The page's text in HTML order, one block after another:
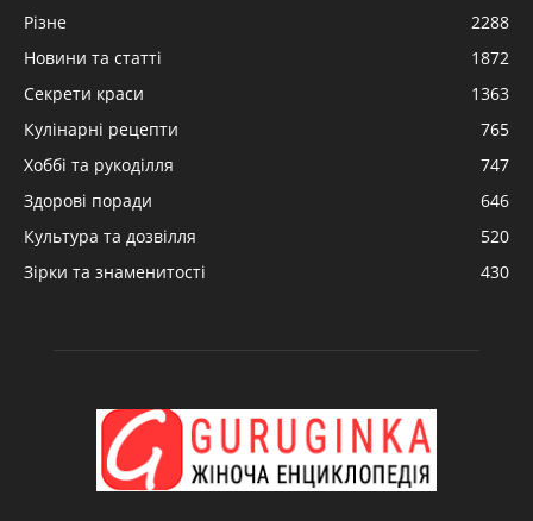
Різне
2288
Новини та статті
1872
Секрети краси
1363
Кулінарні рецепти
765
Хоббі та рукоділля
747
Здорові поради
646
Культура та дозвілля
520
Зірки та знаменитості
430